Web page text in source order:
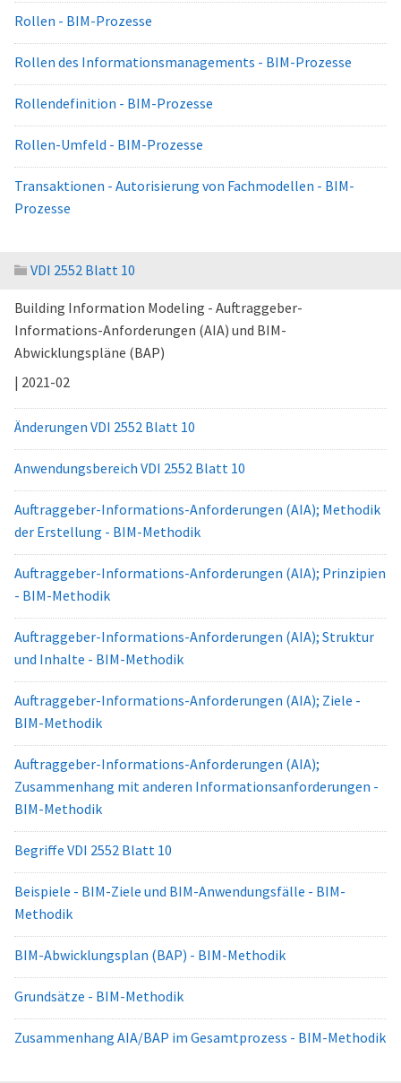
Rollen - BIM-Prozesse
Rollen des Informationsmanagements - BIM-Prozesse
Rollendefinition - BIM-Prozesse
Rollen-Umfeld - BIM-Prozesse
Transaktionen - Autorisierung von Fachmodellen - BIM-
Prozesse
VDI 2552 Blatt 10
Building Information Modeling - Auftraggeber-
Informations-Anforderungen (AIA) und BIM-
Abwicklungspläne (BAP)
| 2021-02
Änderungen VDI 2552 Blatt 10
Anwendungsbereich VDI 2552 Blatt 10
Auftraggeber-Informations-Anforderungen (AIA); Methodik
der Erstellung - BIM-Methodik
Auftraggeber-Informations-Anforderungen (AIA); Prinzipien
- BIM-Methodik
Auftraggeber-Informations-Anforderungen (AIA); Struktur
und Inhalte - BIM-Methodik
Auftraggeber-Informations-Anforderungen (AIA); Ziele -
BIM-Methodik
Auftraggeber-Informations-Anforderungen (AIA);
Zusammenhang mit anderen Informationsanforderungen -
BIM-Methodik
Begriffe VDI 2552 Blatt 10
Beispiele - BIM-Ziele und BIM-Anwendungsfälle - BIM-
Methodik
BIM-Abwicklungsplan (BAP) - BIM-Methodik
Grundsätze - BIM-Methodik
Zusammenhang AIA/BAP im Gesamtprozess - BIM-Methodik